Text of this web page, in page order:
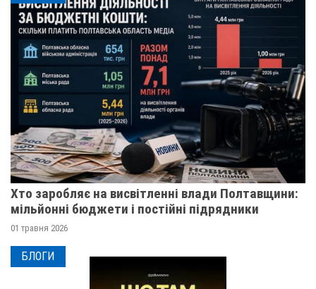
Хто заробляє на висвітленні влади Полтавщини:
мільйонні бюджети і постійні підрядники
01 травня 2026
БЛОГИ